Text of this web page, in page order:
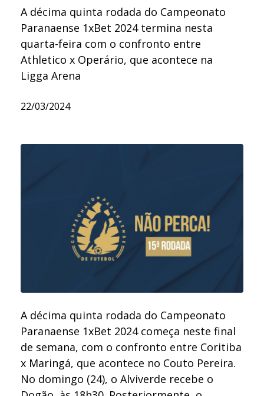
A décima quinta rodada do Campeonato
Paranaense 1xBet 2024 termina nesta
quarta-feira com o confronto entre
Athletico x Operário, que acontece na
Ligga Arena
22/03/2024
A décima quinta rodada do Campeonato
Paranaense 1xBet 2024 começa neste final
de semana, com o confronto entre Coritiba
x Maringá, que acontece no Couto Pereira.
No domingo (24), o Alviverde recebe o